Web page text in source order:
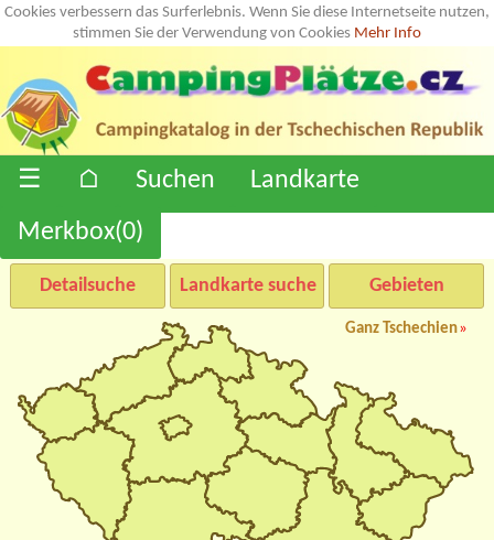
Cookies verbessern das Surferlebnis. Wenn Sie diese Internetseite nutzen,
stimmen Sie der Verwendung von Cookies Mehr Info
☰ ⌂ Suchen
Landkarte
Merkbox(0)
Detailsuche Landkarte suche Gebieten
Ganz Tschechien»